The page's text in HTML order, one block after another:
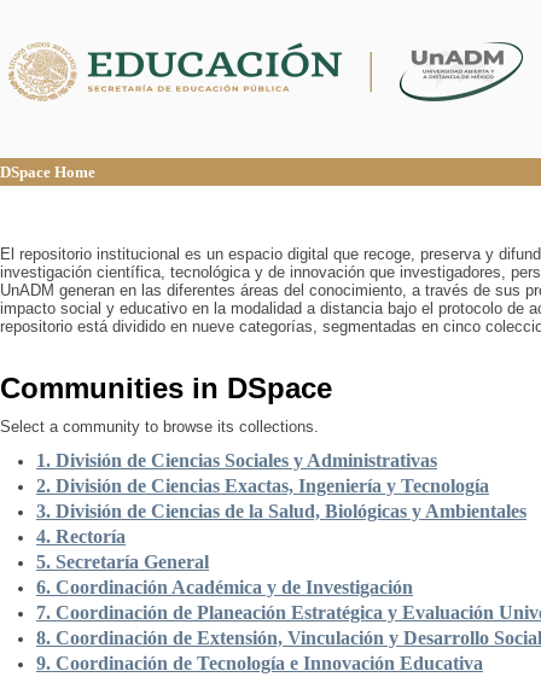
DSpace Home
El repositorio institucional es un espacio digital que recoge, preserva y
investigación científica, tecnológica y de innovación que investigadores,
UnADM generan en las diferentes áreas del conocimiento, a través de sus
impacto social y educativo en la modalidad a distancia bajo el protocolo de
repositorio está dividido en nueve categorías, segmentadas en cinco
Communities in DSpace
Select a community to browse its collections.
1. División de Ciencias Sociales y Administrativas
2. División de Ciencias Exactas, Ingeniería y Tecnología
3. División de Ciencias de la Salud, Biológicas y Ambientales
4. Rectoría
5. Secretaría General
6. Coordinación Académica y de Investigación
7. Coordinación de Planeación Estratégica y Evaluación
8. Coordinación de Extensión, Vinculación y Desarrollo Social
9. Coordinación de Tecnología e Innovación Educativa